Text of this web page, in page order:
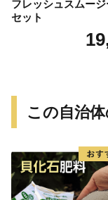
フレッシュスムー
セット
この自治